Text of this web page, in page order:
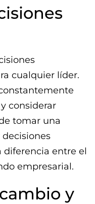
cualquier líder.
considerar
tomar una
diferencia entre el
empresarial.
y